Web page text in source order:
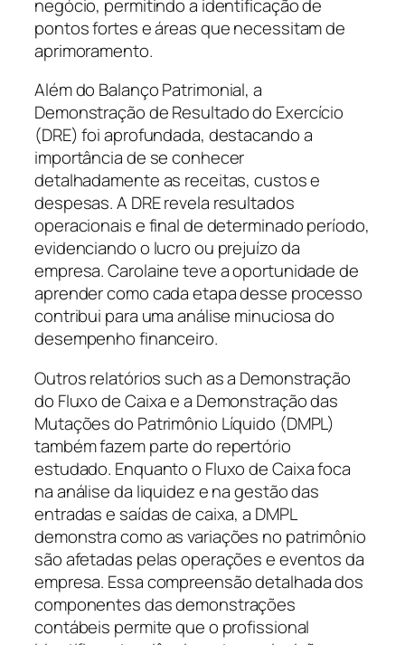
negócio, permitindo a identificação de
pontos fortes e áreas que necessitam de
aprimoramento.
Além do Balanço Patrimonial, a
Demonstração de Resultado do Exercício
(DRE) foi aprofundada, destacando a
importância de se conhecer
detalhadamente as receitas, custos e
despesas. A DRE revela resultados
operacionais e final de determinado período,
evidenciando o lucro ou prejuízo da
empresa. Carolaine teve a oportunidade de
aprender como cada etapa desse processo
contribui para uma análise minuciosa do
desempenho financeiro.
Outros relatórios such as a Demonstração
do Fluxo de Caixa e a Demonstração das
Mutações do Patrimônio Líquido (DMPL)
também fazem parte do repertório
estudado. Enquanto o Fluxo de Caixa foca
na análise da liquidez e na gestão das
entradas e saídas de caixa, a DMPL
demonstra como as variações no patrimônio
são afetadas pelas operações e eventos da
empresa. Essa compreensão detalhada dos
componentes das demonstrações
contábeis permite que o profissional